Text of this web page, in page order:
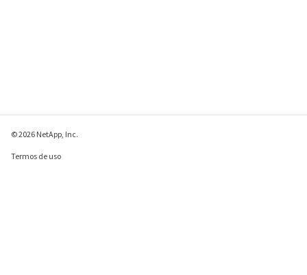
© 2026 NetApp, Inc.
Termos de uso